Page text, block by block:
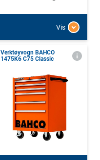
Vis
Verktøyvogn BAHCO
1475K6 C75 Classic